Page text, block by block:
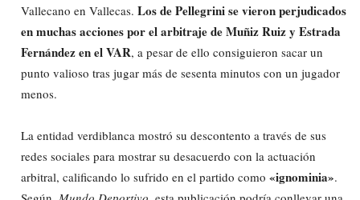
Vallecano en Vallecas. Los de Pellegrini se vieron perjudicados
en muchas acciones por el arbitraje de Muñiz Ruiz y Estrada
Fernández en el VAR, a pesar de ello consiguieron sacar un
punto valioso tras jugar más de sesenta minutos con un jugador
menos.
La entidad verdiblanca mostró su descontento a través de sus
redes sociales para mostrar su desacuerdo con la actuación
arbitral, calificando lo sufrido en el partido como «ignominia».